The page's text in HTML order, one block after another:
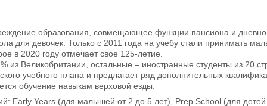
образования, совмещающее функции пансиона и
для девочек. Только с 2011 года на учебу стали принимать
в 2020 году отмечает свое 125-летие.
из Великобритании, остальные – иностранные студенты из 20
учебного плана и предлагает ряд дополнительных
обучение навыкам верховой езды.
Early Years (для малышей от 2 до 5 лет), Prep School (для